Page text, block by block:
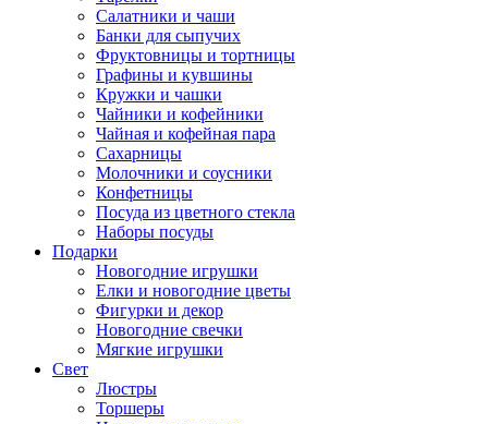
Салатники и чаши
Банки для сыпучих
Фруктовницы и тортницы
Графины и кувшины
Кружки и чашки
Чайники и кофейники
Чайная и кофейная пара
Сахарницы
Молочники и соусники
Конфетницы
Посуда из цветного стекла
Наборы посуды
Подарки
Новогодние игрушки
Елки и новогодние цветы
Фигурки и декор
Новогодние свечки
Мягкие игрушки
Свет
Люстры
Торшеры